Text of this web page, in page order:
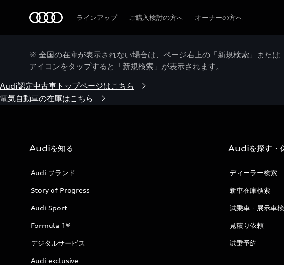
ラインアップ ご購入検討の方へ オーナーの方へ
※ 全国の在庫が表示されない場合は、ページ右上の「新規検索」また
アイコンをタップすると「新規検索」が表示されます。
Audi認定中古車トップページはこちら
電気自動車の在庫はこちら
Audiを知る
Audi ブランド
Story of Progress
Audi Sport
Formula 1®
デジタルサービス
Audi exclusive
Audiを探す・
ディーラー検索
新車在庫検索
試乗車・展示車
見積り依頼
試乗予約